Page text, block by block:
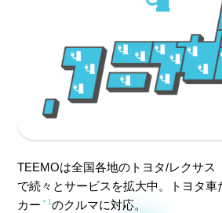
TEEMOは全国各地のトヨタ/レクサス
で続々とサービスを拡大中。トヨタ車
カー ＊1のクルマに対応。